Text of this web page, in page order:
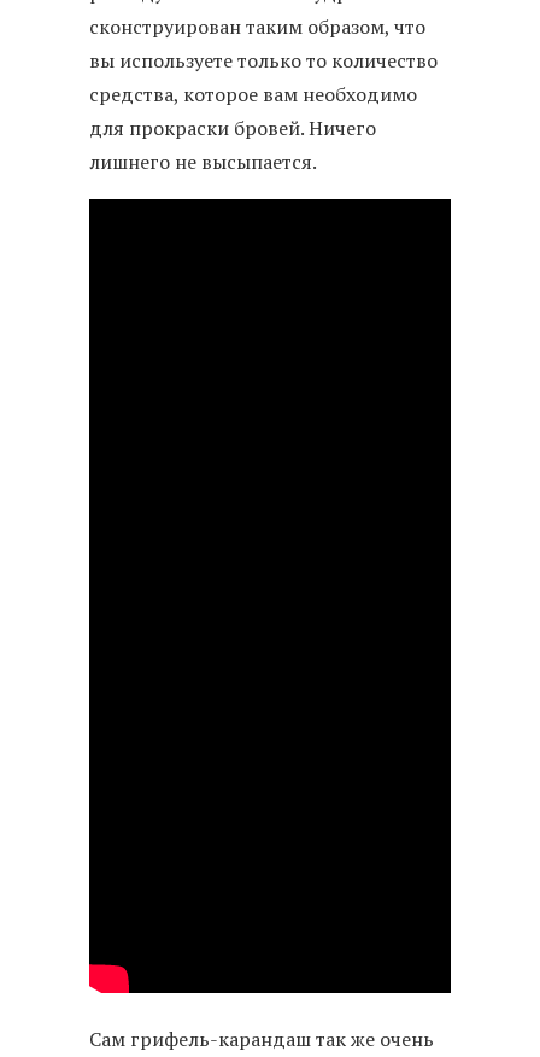
сконструирован таким образом, что
вы используете только то количество
средства, которое вам необходимо
для прокраски бровей. Ничего
лишнего не высыпается.
Сам грифель-карандаш так же очень